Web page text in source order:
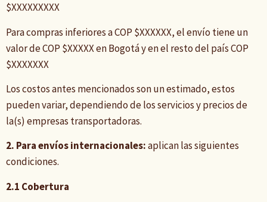
$XXXXXXXXX
Para compras inferiores a COP $XXXXXX, el envío tiene un
valor de COP $XXXXX en Bogotá y en el resto del país COP
$XXXXXXX
Los costos antes mencionados son un estimado, estos
pueden variar, dependiendo de los servicios y precios de
la(s) empresas transportadoras.
2. Para envíos internacionales:aplican las siguientes
condiciones.
2.1 Cobertura